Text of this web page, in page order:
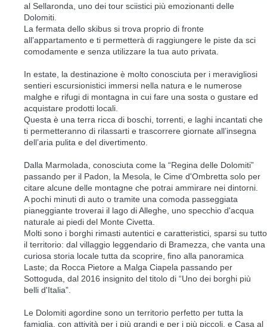
al Sellaronda, uno dei tour sciistici più emozionanti delle
Dolomiti.
La fermata dello skibus si trova proprio di fronte
all’appartamento e ti permetterà di raggiungere le piste da sci
comodamente e senza utilizzare la tua auto privata.
In estate, la destinazione è molto conosciuta per i meravigliosi
sentieri escursionistici immersi nella natura e le numerose
malghe e rifugi di montagna in cui fare una sosta o gustare ed
acquistare prodotti locali.
Questa è una terra ricca di boschi, torrenti, e laghi incantati che
ti permetteranno di rilassarti e trascorrere giornate all’insegna
dell’aria pulita e del divertimento.
Dalla Marmolada, conosciuta come la “Regina delle Dolomiti”
passando per il Padon, la Mesola, le Cime d'Ombretta solo per
citare alcune delle montagne che potrai ammirare nei dintorni.
A pochi minuti di auto o tramite una comoda passeggiata
pianeggiante troverai il lago di Alleghe, uno specchio d'acqua
naturale ai piedi del Monte Civetta.
Molti sono i borghi rimasti autentici e caratteristici, sparsi su tutto
il territorio: dal villaggio leggendario di Bramezza, che vanta una
curiosa storia locale tutta da scoprire, fino alla panoramica
Laste; da Rocca Pietore a Malga Ciapela passando per
Sottoguda, dal 2016 insignito del titolo di “Uno dei borghi più
belli d'Italia”.
Le Dolomiti agordine sono un territorio perfetto per tutta la
famiglia, con attività per i più grandi e per i più piccoli, e Casa al